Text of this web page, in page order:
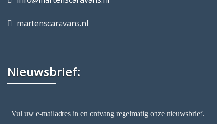
martenscaravans.nl
Nieuwsbrief: